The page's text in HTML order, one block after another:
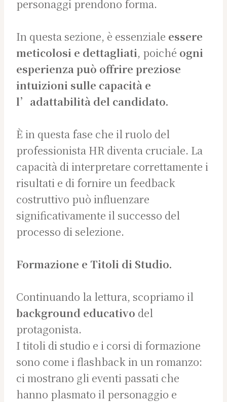
personaggi prendono forma.
In questa sezione, è essenziale essere
meticolosi e dettagliati, poiché ogni
esperienza può offrire preziose
intuizioni sulle capacità e
l’adattabilità del candidato.
È in questa fase che il ruolo del
professionista HR diventa cruciale. La
capacità di interpretare correttamente i
risultati e di fornire un feedback
costruttivo può influenzare
significativamente il successo del
processo di selezione.
Formazione e Titoli di Studio.
Continuando la lettura, scopriamo il
background educativo del
protagonista.
I titoli di studio e i corsi di formazione
sono come i flashback in un romanzo:
ci mostrano gli eventi passati che
hanno plasmato il personaggio e